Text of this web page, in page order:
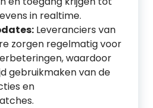
in realtime.
Leveranciers van
zorgen regelmatig voor
waardoor
gebruikmaken van de
en